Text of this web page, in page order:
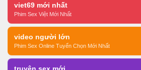
viet69 mới nhất
Phim Sex Việt Mới Nhất
video người lớn
Phim Sex Online Tuyển Chọn Mới Nhất